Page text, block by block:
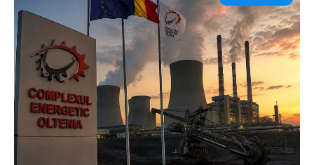
Adaugă aici textul pentru
subtitluAdaugă aici
textul pentru
subtitluAdaugă aici
textul pentru
subtitluAdaugă aici
textul pentru subti